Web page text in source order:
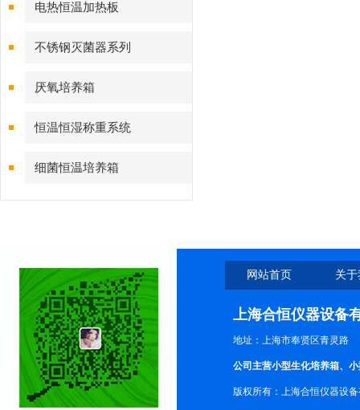
电热恒温加热板
不锈钢灭菌器系列
厌氧培养箱
恒温恒湿称重系统
细菌恒温培养箱
网站首页 关
上海合恒仪器设备
地址：上海市奉贤区青灵路
公司主营小型生化培养箱、
版权所有：上海合恒仪器设